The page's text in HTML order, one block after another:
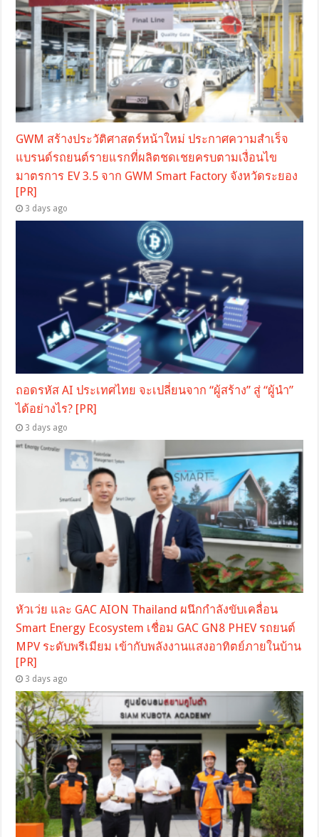
GWM สร้างประวัติศาสตร์หน้าใหม่ ประกาศความสำเร็จ
แบรนด์รถยนต์รายแรกที่ผลิตชดเชยครบตามเงื่อนไข
มาตรการ EV 3.5 จาก GWM Smart Factory จังหวัดระยอง
[PR]
3 days ago
ถอดรหัส AI ประเทศไทย จะเปลี่ยนจาก “ผู้สร้าง” สู่ “ผู้นำ”
ได้อย่างไร? [PR]
3 days ago
หัวเว่ย และ GAC AION Thailand ผนึกกำลังขับเคลื่อน
Smart Energy Ecosystem เชื่อม GAC GN8 PHEV รถยนต์
MPV ระดับพรีเมียม เข้ากับพลังงานแสงอาทิตย์ภายในบ้าน
[PR]
3 days ago